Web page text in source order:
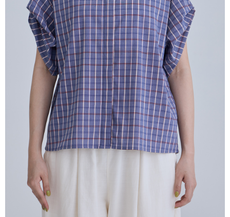
代金納付期限は最短で 14 日以内ですので、ご注意ください。AFTEE アプ
リをダウンロードして AFTEE 会員になるとお支払い期限を最長 45 日以内
まで延長できます。
お支払期限は、ショップが請求した期日と、AFTEEで延長できる日数をも
とに計算されます。AFTEEで注文すると、商品を受け取るまで支払い期限
を延長できますが、商品を期限内に受け取れない場合があります（例：予
約商品や商品到着日が比較的遅い商品）。そのため、商品到着の有無に関
わらず、AFTEEで指定された期限内にお支払いください。
二、支払い限度額
1.初回 AFTEEを ご利用の際に、認証結果及び当社の審査の結果に基づ
き、限度額が設定されます。
2.決済金額は最低NT$20です。
3.現在、台湾の会員のみご利用いただけます。
三、利用規約「AFTEE代金後払い」（以下当サービスという）はネットプ
ロテクションズ（以下 AFTEE という）が提供し、AFTEEが代金を徴収し
ます。当サービスご利用の際に提供しなければならない個人情報（注文者
の氏名、電話番号、受取人の氏名、電話番号、受取人住所を含むがこれに
限らない）は、AFTEEに渡され当サービスで必要な範囲内で利用されま
す。AFTEEの個人情報の収集、処理、利用について、詳細はAFTEE公式ホ
ームページの『個人情報の収集、処理及び利用に関する声明』をご参照く
https://aftee.tw/privacypolicy/
7-11付款取貨
配送毎にNT$80、NT$2,000以上で送料無料
付款後7-11取貨
配送毎にNT$80、NT$2,000以上で送料無料
配送毎にNT$80、NT$2,000以上で送料無料
離島宅配
配送毎にNT$150、NT$2,000以上で送料無料
順豐港澳宅配/宇迅國際物流